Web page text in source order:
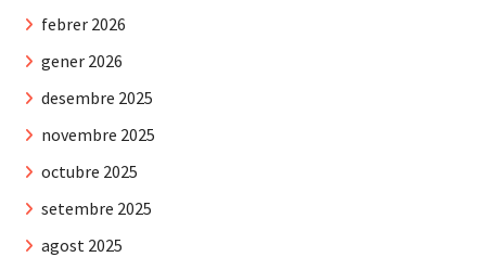
febrer 2026
gener 2026
desembre 2025
novembre 2025
octubre 2025
setembre 2025
agost 2025